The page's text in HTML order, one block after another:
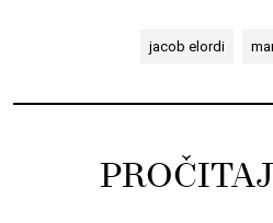
jacob elordi